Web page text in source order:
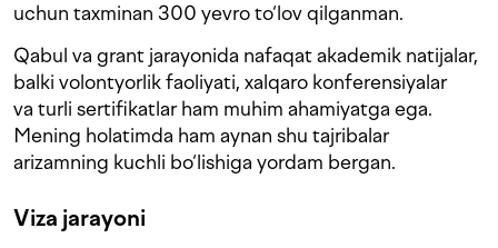
uchun taxminan 300 yevro to‘lov qilganman.
Qabul va grant jarayonida nafaqat akademik natijalar,
balki volontyorlik faoliyati, xalqaro konferensiyalar
va turli sertifikatlar ham muhim ahamiyatga ega.
Mening holatimda ham aynan shu tajribalar
arizamning kuchli bo‘lishiga yordam bergan.
Viza jarayoni